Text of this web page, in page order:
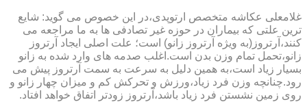
غلامعلی عکاشه متخصص ارتوپدی،در این خصوص می گوید: شایع
ترین علتی که بیماران در حوزه غیر تصادفی ها به ما مراجعه می
کنند،آرتروز(به ویژه آرتروز زانو) است؛ علت اصلی ایجاد آرتروز
زانو،تحمل تمام وزن بدن است.اغلب صدمه های وارد شده به زانو
بسیار زیاد است،به همین دلیل به سرعت به سمت آرتروز پیش می
رود.چنانچه وزن فرد زیاد،ورزش و تحرکش کم و میزان چهار زانو و
روی زمین نشستن فرد زیاد باشد،آرتروز زودتر اتفاق خواهد افتاد.